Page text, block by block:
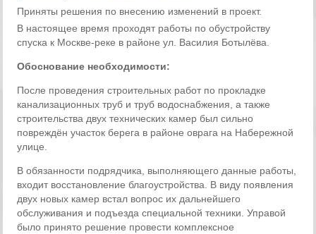
Приняты решения по внесению изменений в проект.
В настоящее время проходят работы по обустройству
спуска к Москве-реке в районе ул. Василия Ботылёва.
Обоснование необходимости:
После проведения строительных работ по прокладке
канализационных труб и труб водоснабжения, а также
строительства двух технических камер был сильно
повреждён участок берега в районе оврага на Набережной
улице.
В обязанности подрядчика, выполняющего данные работы,
входит восстановление благоустройства. В виду появления
двух новых камер встал вопрос их дальнейшего
обслуживания и подъезда специальной техники. Управой
было принято решение провести комплексное